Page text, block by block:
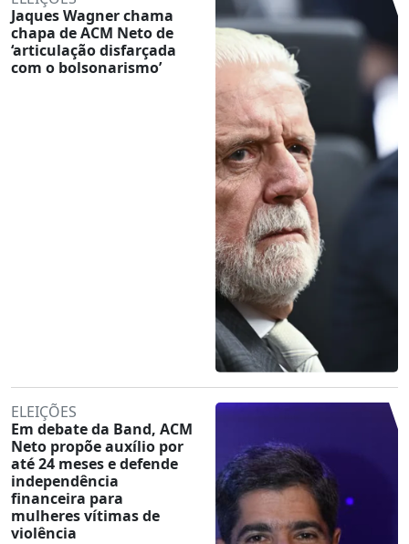
Jaques Wagner chama
chapa de ACM Neto de
‘articulação disfarçada
com o bolsonarismo’
ELEIÇÕES
Em debate da Band, ACM
Neto propõe auxílio por
até 24 meses e defende
independência
financeira para
mulheres vítimas de
violência